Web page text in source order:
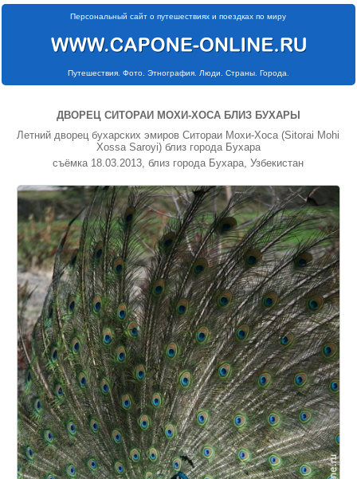
Персональный сайт о путешествиях и поездках по миру
Путешествия. Фото. Этнография. Люди. Страны. Города.
ДВОРЕЦ СИТОРАИ МОХИ-ХОСА БЛИЗ БУХАРЫ
Летний дворец бухарских эмиров Ситораи Мохи-Хоса (Sitоrаi Mоhi
Хоssа Saroyi) близ города Бухара
съёмка 18.03.2013, близ города Бухара, Узбекистан